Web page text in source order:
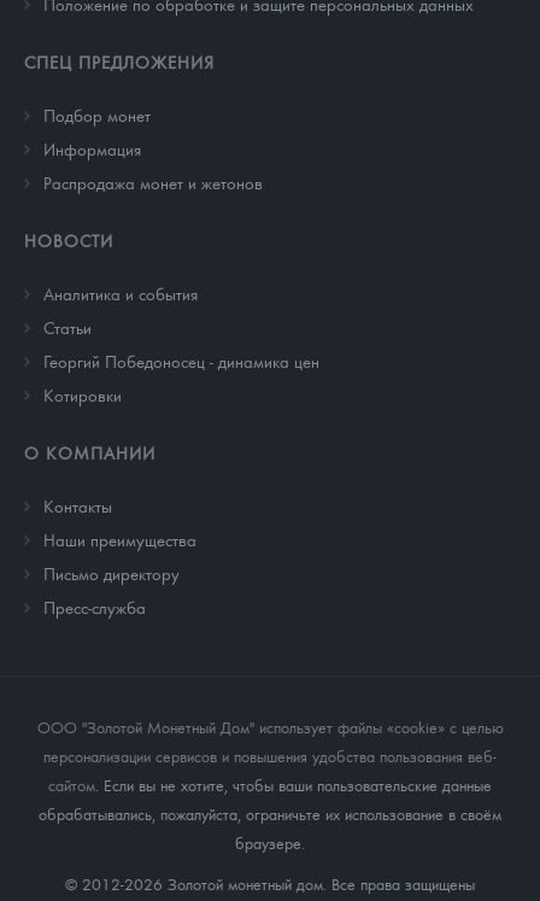
СПЕЦ ПРЕДЛОЖЕНИЯ
Подбор монет
Информация
Распродажа монет и жетонов
НОВОСТИ
Аналитика и события
Cтатьи
Георгий Победоносец - динамика цен
Котировки
О КОМПАНИИ
Контакты
Наши преимущества
Письмо директору
Пресс-служба
ООО "Золотой Монетный Дом" использует файлы «cookie» с целью
персонализации сервисов и повышения удобства пользования веб-
сайтом. Если вы не хотите, чтобы ваши пользовательские данные
обрабатывались, пожалуйста, ограничьте их использование в своём
браузере.
© 2012-2026 Золотой монетный дом. Все права защищены